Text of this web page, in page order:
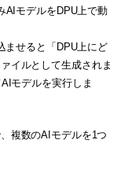
AIモデルをDPU上で動
ませると「DPU上にど
イルとして生成されま
モデルを実行しま
複数のAIモデルを1つ